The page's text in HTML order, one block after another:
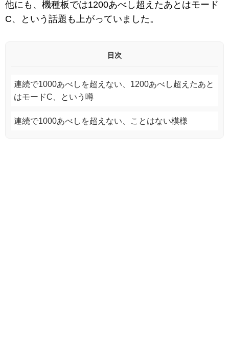
他にも、機種板では1200あべし超えたあとはモード
C、という話題も上がっていました。
目次
連続で1000あべしを超えない、1200あべし超えたあと
はモードC、という噂
連続で1000あべしを超えない、ことはない模様